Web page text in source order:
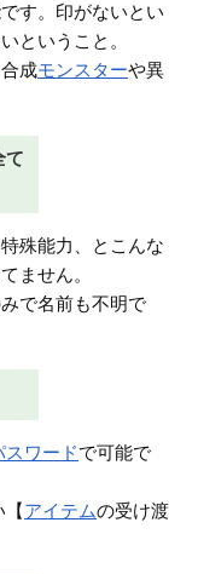
す。印がないとい
ということ。
成モンスターや異
て
殊能力、とこんな
ません。
で名前も不明で
スワードで可能で
【アイテムの受け渡